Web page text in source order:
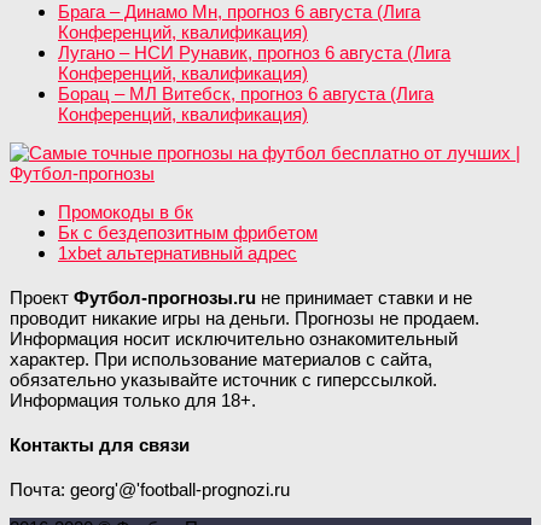
Брага – Динамо Мн, прогноз 6 августа (Лига
Конференций, квалификация)
Лугано – НСИ Рунавик, прогноз 6 августа (Лига
Конференций, квалификация)
Борац – МЛ Витебск, прогноз 6 августа (Лига
Конференций, квалификация)
Промокоды в бк
Бк с бездепозитным фрибетом
1xbet альтернативный адрес
Проект Футбол-прогнозы.ru не принимает ставки и не
проводит никакие игры на деньги. Прогнозы не продаем.
Информация носит исключительно ознакомительный
характер. При использование материалов с сайта,
обязательно указывайте источник с гиперссылкой.
Информация только для 18+.
Контакты для связи
Почта: georg'@'football-prognozi.ru